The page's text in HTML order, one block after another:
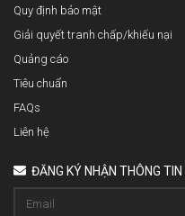
Quy định bảo mật
Giải quyết tranh chấp/khiếu nại
Quảng cáo
Tiêu chuẩn
FAQs
Liên hệ
ĐĂNG KÝ NHẬN THÔNG TIN